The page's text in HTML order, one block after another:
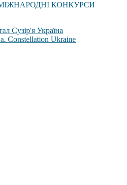
КОНКУРСИ
Сузір'я Україна